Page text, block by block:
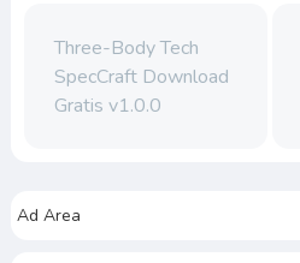
Three-Body Tech
SpecCraft Download
Gratis v1.0.0
Ad Area